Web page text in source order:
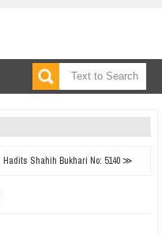
Hadits Shahih Bukhari No: 5140 ≫